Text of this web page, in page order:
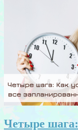
Четыре шага: